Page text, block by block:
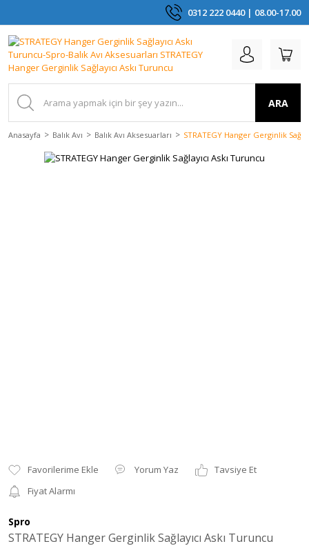
0312 222 0440 | 08.00-17.00
ARA
Anasayfa Balık Avı Balık Avı Aksesuarları STRATEGY Hanger Gerginlik
Yorum Yaz
Tavsiye Et
Fiyat Alarmı
Spro
STRATEGY Hanger Gerginlik Sağlayıcı Askı Turuncu